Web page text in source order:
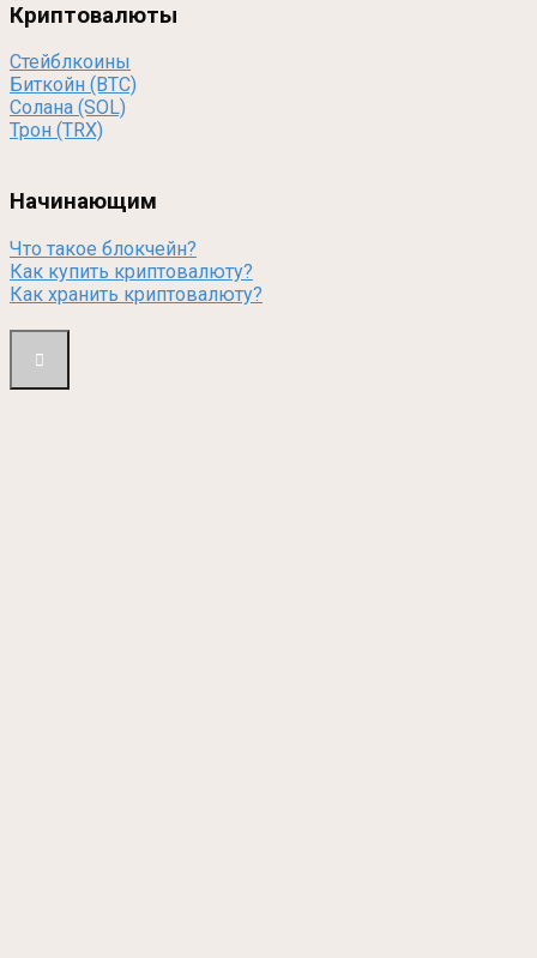
Криптовалюты
Стейблкоины
Биткойн (BTC)
Солана (SOL)
Трон (TRX)
Начинающим
Что такое блокчейн?
Как купить криптовалюту?
Как хранить криптовалюту?